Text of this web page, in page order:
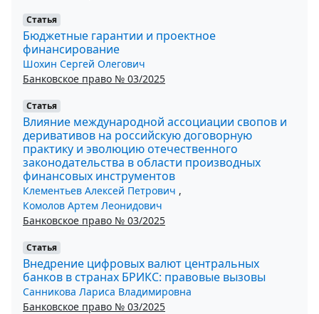
Статья
Бюджетные гарантии и проектное
финансирование
Шохин Сергей Олегович
Банковское право № 03/2025
Статья
Влияние международной ассоциации свопов и
деривативов на российскую договорную
практику и эволюцию отечественного
законодательства в области производных
финансовых инструментов
Клементьев Алексей Петрович ,
Комолов Артем Леонидович
Банковское право № 03/2025
Статья
Внедрение цифровых валют центральных
банков в странах БРИКС: правовые вызовы
Санникова Лариса Владимировна
Банковское право № 03/2025